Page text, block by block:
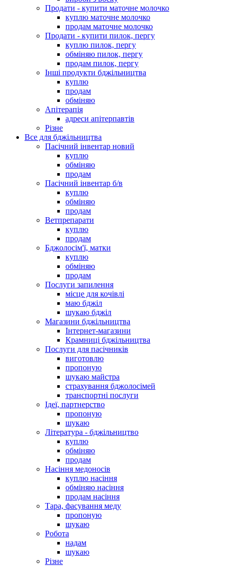
Продати - купити маточне молочко
куплю маточне молочко
продам маточне молочко
Продати - купити пилок, пергу
куплю пилок, пергу
обміняю пилок, пергу
продам пилок, пергу
Інші продукти бджільництва
куплю
продам
обміняю
Апітерапія
адреси апітерпавтів
Різне
Все для бджільництва
Пасічний інвентар новий
куплю
обміняю
продам
Пасічний інвентар б/в
куплю
обміняю
продам
Ветпрепарати
куплю
продам
Бджолосім'ї, матки
куплю
обміняю
продам
Послуги запилення
місце для кочівлі
маю бджіл
шукаю бджіл
Магазини бджільництва
Інтернет-магазини
Крамниці бджільництва
Послуги для пасічників
виготовлю
пропоную
шукаю майстра
страхування бджолосімей
транспортні послуги
Ідеї, партнерство
пропоную
шукаю
Література - бджільництво
куплю
обміняю
продам
Насіння медоносів
куплю насіння
обміняю насіння
продам насіння
Тара, фасування меду
пропоную
шукаю
Робота
надам
шукаю
Різне